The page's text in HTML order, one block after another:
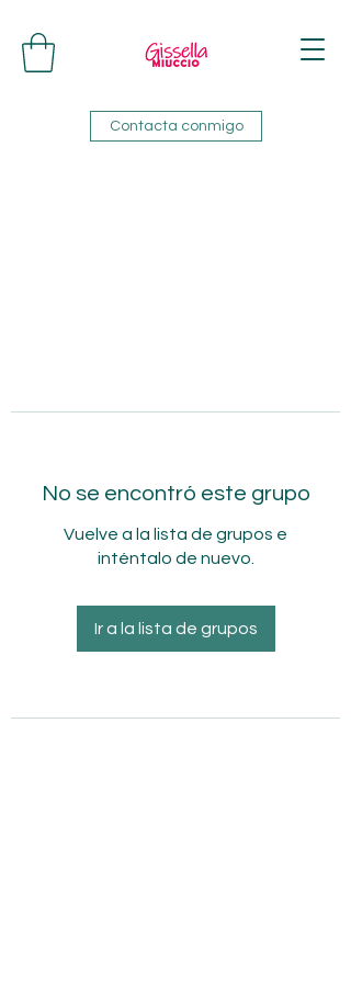
Contacta conmigo
No se encontró este grupo
Vuelve a la lista de grupos e
inténtalo de nuevo.
Ir a la lista de grupos